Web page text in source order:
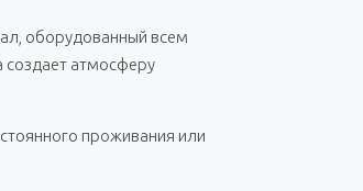
оборудованный всем
создает атмосферу
проживания или